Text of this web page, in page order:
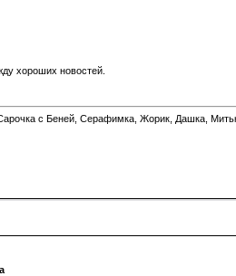
хороших новостей.
с Беней, Серафимка, Жорик, Дашка,